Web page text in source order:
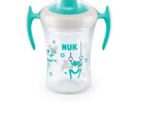
Añadir
a la
lista de
deseos